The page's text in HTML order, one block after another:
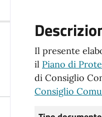
Il presente
il Piano di
di Consiglio
Consiglio